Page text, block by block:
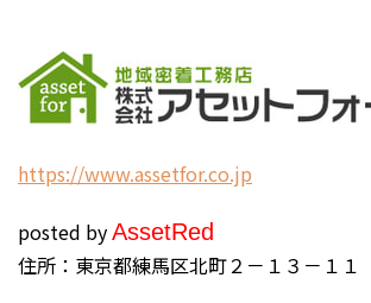
https://www.assetfor.co.jp
posted byAssetRed
住所：東京都練馬区北町２－１３－１１